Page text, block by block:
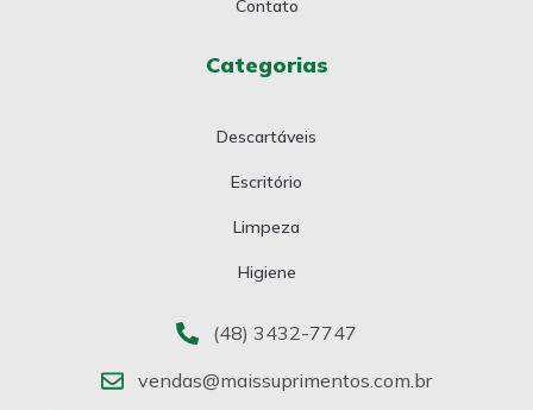
Contato
Categorias
Descartáveis
Escritório
Limpeza
Higiene
(48) 3432-7747
vendas@maissuprimentos.com.br